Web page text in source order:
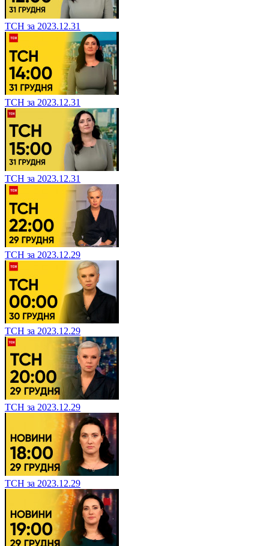
ТСН за 2023.12.31
ТСН за 2023.12.31
ТСН за 2023.12.31
ТСН за 2023.12.29
ТСН за 2023.12.29
ТСН за 2023.12.29
ТСН за 2023.12.29